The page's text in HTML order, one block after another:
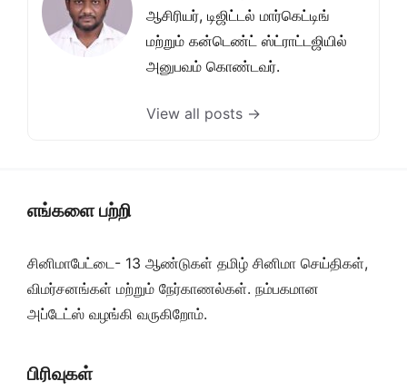
ஆசிரியர், டிஜிட்டல் மார்கெட்டிங்
மற்றும் கன்டெண்ட் ஸ்ட்ராட்டஜியில்
அனுபவம் கொண்டவர்.
View all posts →
எங்களை பற்றி
சினிமாபேட்டை- 13 ஆண்டுகள் தமிழ் சினிமா செய்திகள்,
விமர்சனங்கள் மற்றும் நேர்காணல்கள். நம்பகமான
அப்டேட்ஸ் வழங்கி வருகிறோம்.
பிரிவுகள்